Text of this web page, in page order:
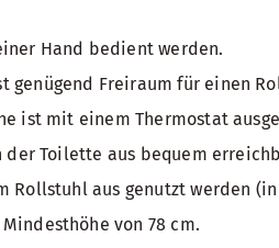
Hand bedient werden.
genügend Freiraum für einen
ist mit einem Thermostat
Toilette aus bequem
Rollstuhl aus genutzt werden
von 78 cm.